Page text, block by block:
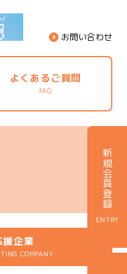
よくあるご質問
FAQ
お問い合わせ
新規会員登録
ENTRY
援企業
COMPANY